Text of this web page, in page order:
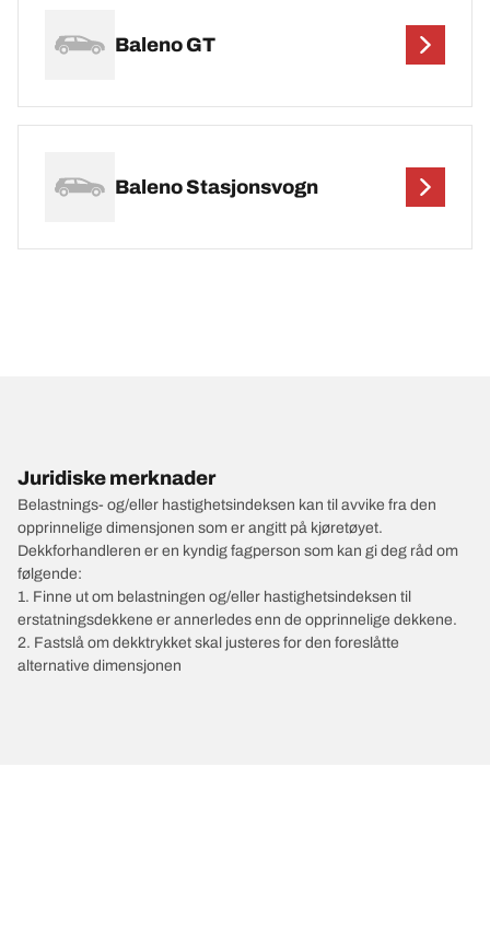
Baleno GT
Baleno Stasjonsvogn
Juridiske merknader
Belastnings- og/eller hastighetsindeksen kan til avvike fra den
opprinnelige dimensjonen som er angitt på kjøretøyet.
Dekkforhandleren er en kyndig fagperson som kan gi deg råd om
følgende:
1. Finne ut om belastningen og/eller hastighetsindeksen til
erstatningsdekkene er annerledes enn de opprinnelige dekkene.
2. Fastslå om dekktrykket skal justeres for den foreslåtte
alternative dimensjonen